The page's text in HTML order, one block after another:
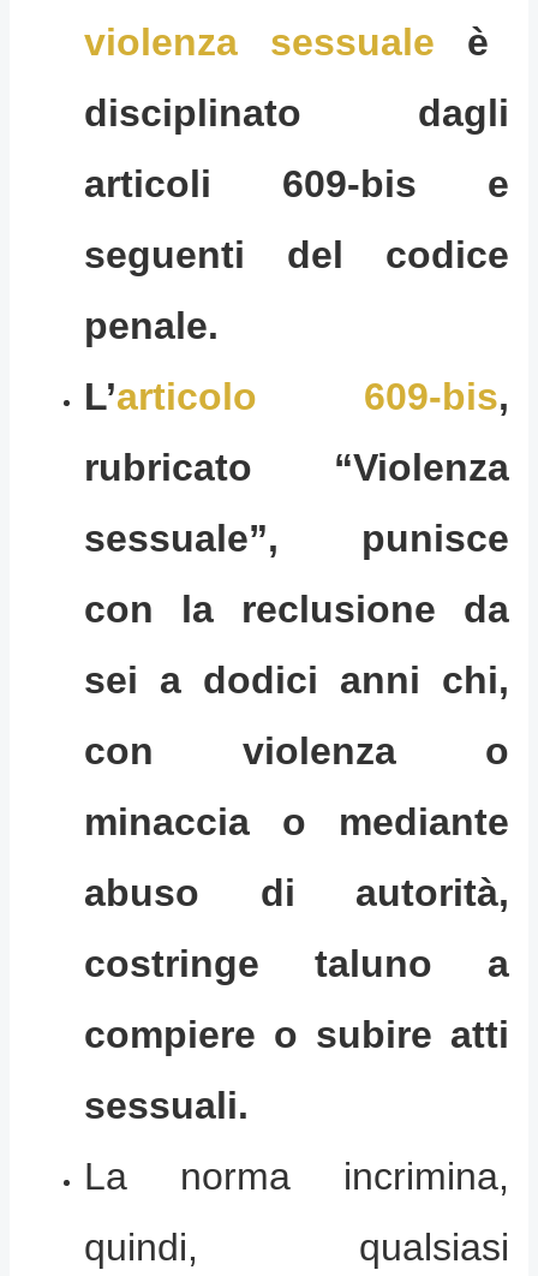
violenza sessuale è
disciplinato dagli
articoli 609-bis e
seguenti del codice
penale.
L’articolo 609-bis,
rubricato “Violenza
sessuale”, punisce
con la reclusione da
sei a dodici anni chi,
con violenza o
minaccia o mediante
abuso di autorità,
costringe taluno a
compiere o subire atti
sessuali.
La norma incrimina,
quindi, qualsiasi